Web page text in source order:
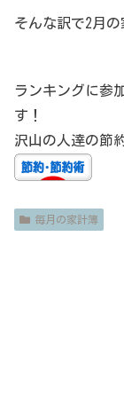
そんな訳で2月の
ランキングに参
す！
沢山の人達の節
毎月の家計簿